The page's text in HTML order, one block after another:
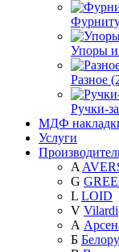
Упоры
Разное
Ручки-
МДФ
Услуги
A
G
L LOID
V Vilardi
А
Б